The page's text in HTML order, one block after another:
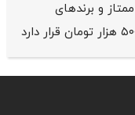
و برندهای